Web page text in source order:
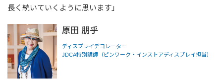
長く続いていくように思います」
原田 朋乎
ディスプレイデコレーター
JDCA特別講師（ピンワーク・インストアディスプレイ担当）